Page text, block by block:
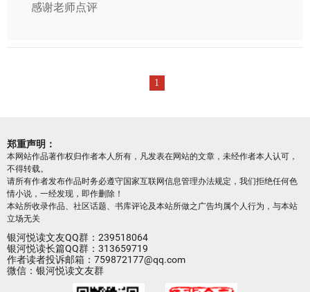
感谢老师点评
1
郑重声明：
本网站作品著作权归作者本人所有，凡发表在网站的文章，未经作者本人认可，
不得转载。
请所有作者发布作品时务必遵守国家互联网信息管理办法规定，我们拒绝任何色
情小说，一经发现，即作删除！
本站所收录作品、社区话题、书库评论及本站所做之广告均属个人行为，与本站
立场无关
银河悦读文友QQ群：239518064
银河悦读长篇QQ群：313659719
作者读者投诉邮箱：759872177@qq.com
微信：银河悦读文友群